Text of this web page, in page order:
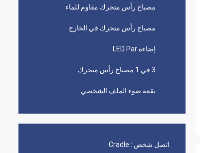
مصباح رأس متحرك مقاوم للماء
مصباح رأس متحرك في الخارج
إضاءة LED Par
3 في 1 مصباح رأس متحرك
بقعة ضوء الملف الشخصي
اتصل شخص : Cradle